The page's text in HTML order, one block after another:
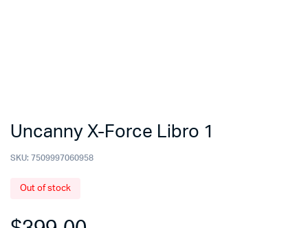
Uncanny X-Force Libro 1
SKU: 7509997060958
Out of stock